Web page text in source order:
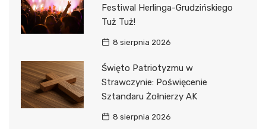
Festiwal Herlinga-Grudzińskiego
Tuż Tuż!
8 sierpnia 2026
Święto Patriotyzmu w
Strawczynie: Poświęcenie
Sztandaru Żołnierzy AK
8 sierpnia 2026